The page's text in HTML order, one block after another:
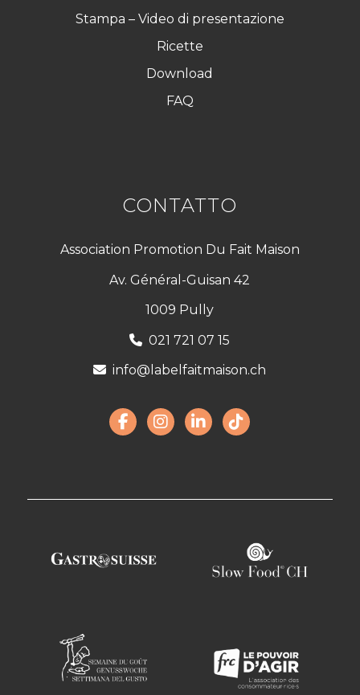
Stampa – Video di presentazione
Ricette
Download
FAQ
CONTATTO
Association Promotion Du Fait Maison
Av. Général-Guisan 42
1009 Pully
021 721 07 15
info@labelfaitmaison.ch